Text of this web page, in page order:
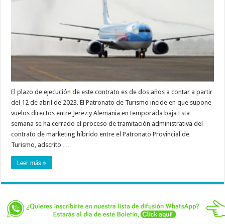
El plazo de ejecución de este contrato es de dos años a contar a partir
del 12 de abril de 2023. El Patronato de Turismo incide en que supone
vuelos directos entre Jerez y Alemania en temporada baja Esta
semana se ha cerrado el proceso de tramitación administrativa del
contrato de marketing híbrido entre el Patronato Provincial de
Turismo, adscrito …
Leer más »